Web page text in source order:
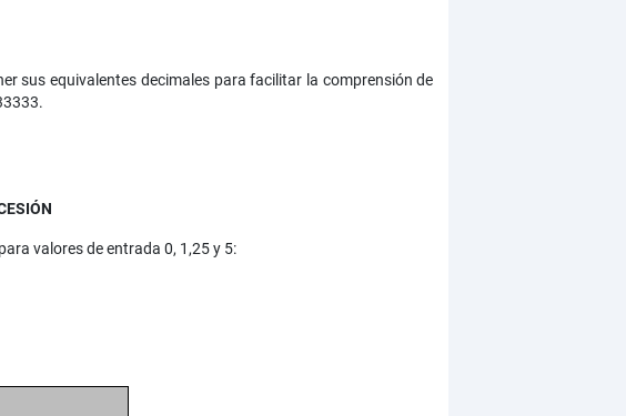
sus equivalentes decimales para facilitar la comprensión de
valores de entrada 0, 1,25 y 5: